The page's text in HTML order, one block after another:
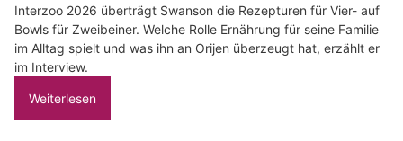
Interzoo 2026 überträgt Swanson die Rezepturen für Vier- auf
Bowls für Zweibeiner. Welche Rolle Ernährung für seine Familie
im Alltag spielt und was ihn an Orijen überzeugt hat, erzählt er
im Interview.
Weiterlesen